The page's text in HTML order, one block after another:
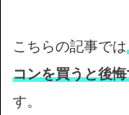
こちらの記事では
コンを買うと後
す。